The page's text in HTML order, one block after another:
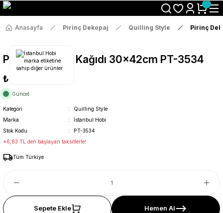
Size Özel "HG10" Koduyla Sepette Hemen %10 İndirimi Kaçırma
Anasayfa Pirinç Dekopaj Quilling Style Pirinç
Pirinç Dekopaj Kağıdı 30x42cm PT-3534
₺36
Güncel
Kategori
Quilling Style
Marka
İstanbul Hobi
Stok Kodu
PT-3534
*6,83 TL den başlayan taksitlerle!
Tüm Türkiye
Sepete Ekle Hemen Al